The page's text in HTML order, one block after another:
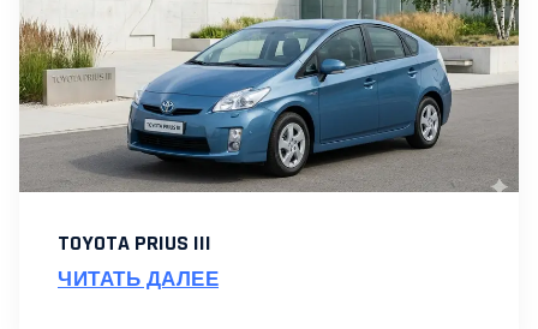
TOYOTA PRIUS III
ЧИТАТЬ ДАЛЕЕ